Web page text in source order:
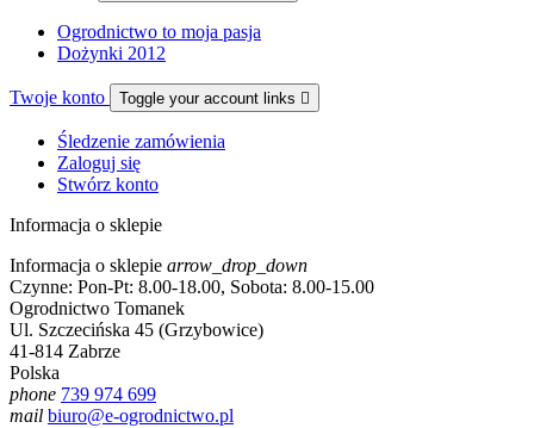
Ogrodnictwo to moja pasja
Dożynki 2012
Twoje konto Toggle your account links 
Śledzenie zamówienia
Zaloguj się
Stwórz konto
Informacja o sklepie
Informacja o sklepie arrow_drop_down
Czynne: Pon-Pt: 8.00-18.00, Sobota: 8.00-15.00
Ogrodnictwo Tomanek
Ul. Szczecińska 45 (Grzybowice)
41-814 Zabrze
Polska
phone 739 974 699
mail biuro@e-ogrodnictwo.pl